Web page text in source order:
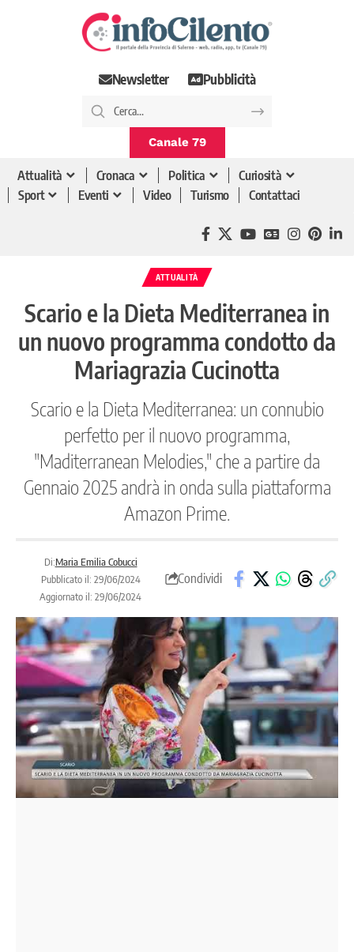
Newsletter Pubblicità
Canale 79
Attualità Cronaca Politica
Curiosità
Sport
Eventi Video Turismo Contattaci
ATTUALITÀ
Scario e la Dieta Mediterranea in
un nuovo programma condotto da
Mariagrazia Cucinotta
Scario e la Dieta Mediterranea: un connubio
perfetto per il nuovo programma,
"Maditerranean Melodies," che a partire da
Gennaio 2025 andrà in onda sulla piattaforma
Amazon Prime.
Di:Maria Emilia Cobucci
Pubblicato il: 29/06/2024
Aggiornato il: 29/06/2024
Condividi